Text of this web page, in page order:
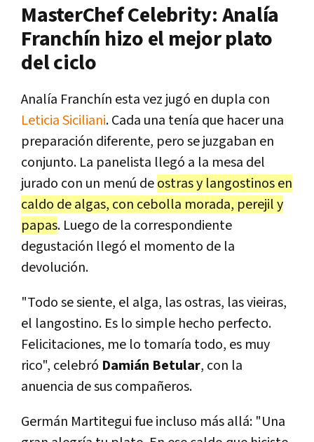
MasterChef Celebrity: Analía
Franchín hizo el mejor plato
del ciclo
Analía Franchín esta vez jugó en dupla con
Leticia Siciliani. Cada una tenía que hacer una
preparación diferente, pero se juzgaban en
conjunto. La panelista llegó a la mesa del
jurado con un menú deostras y langostinos en
caldo de algas, con cebolla morada, perejil y
papas. Luego de la correspondiente
degustación llegó el momento de la
devolución.
"Todo se siente, el alga, las ostras, las vieiras,
el langostino. Es lo simple hecho perfecto.
Felicitaciones, me lo tomaría todo, es muy
rico", celebró Damián Betular, con la
anuencia de sus compañeros.
Germán Martitegui fue incluso más allá: "Una